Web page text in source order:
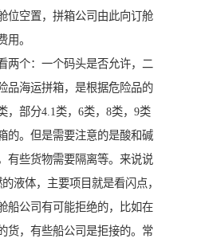
位空置，拼箱公司由此向订舱
用。
两个：一个码头是否允许，二
品海运拼箱，是根据危险品的
，部分4.1类，6类，8类，9类
的。但是需要注意的是酸和碱
有些货物需要隔离等。来说说
液体，主要项目就是看闪点，
船公司有可能拒绝的，比如在
货，有些船公司是拒接的。常